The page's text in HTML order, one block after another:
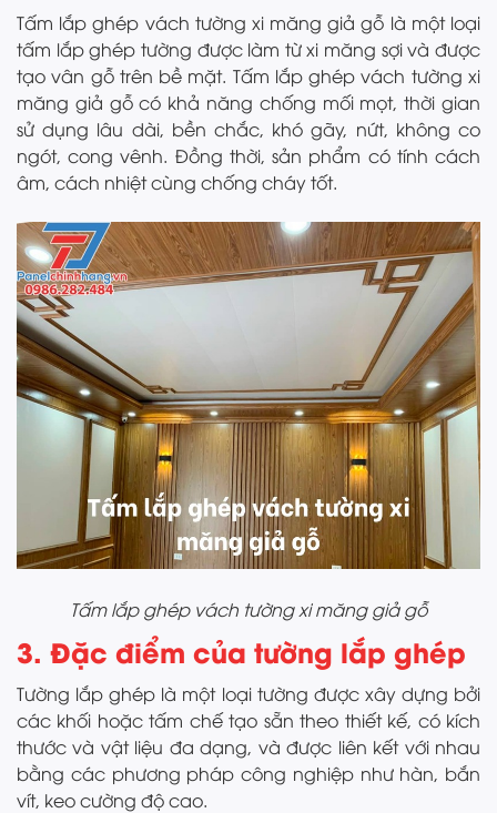
Tấm lắp ghép vách tường xi măng giả gỗ là một loại
tấm lắp ghép tường được làm từ xi măng sợi và được
tạo vân gỗ trên bề mặt. Tấm lắp ghép vách tường xi
măng giả gỗ có khả năng chống mối mọt, thời gian
sử dụng lâu dài, bền chắc, khó gãy, nứt, không co
ngót, cong vênh. Đồng thời, sản phẩm có tính cách
âm, cách nhiệt cùng chống cháy tốt.
Tấm lắp ghép vách tường xi măng giả gỗ
3. Đặc điểm của tường lắp ghép
Tường lắp ghép là một loại tường được xây dựng bởi
các khối hoặc tấm chế tạo sẵn theo thiết kế, có kích
thước và vật liệu đa dạng, và được liên kết với nhau
bằng các phương pháp công nghiệp như hàn, bắn
vít, keo cường độ cao.